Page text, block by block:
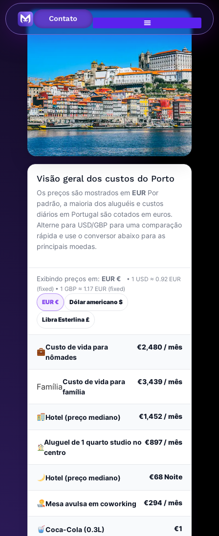
Contato
Imagem principal
Custo de vida no
Porto
Portugal
Última atualização: janeiro de 2026
Visão geral dos custos do Porto
Os preços são mostrados em EUR Por
padrão, a maioria dos aluguéis e custos
diários em Portugal são cotados em euros.
Alterne para USD/GBP para uma comparação
rápida e use o conversor abaixo para as
principais moedas.
Exibindo preços em: EUR €
• 1 USD ≈ 0.92 EUR
(fixed) • 1 GBP ≈ 1.17 EUR (fixed)
EUR €
Dólar americano $
Libra Esterlina £
Custo de vida para
nômades
€2,480 / mês
Família
Custo de vida para
família
€3,439 / mês
Hotel (preço mediano) €1,452 / mês
Aluguel de 1 quarto studio no
centro
€897 / mês
Hotel (preço mediano) €68Noite
Mesa avulsa em coworking €294 / mês
Coca-Cola (0.3L) €1